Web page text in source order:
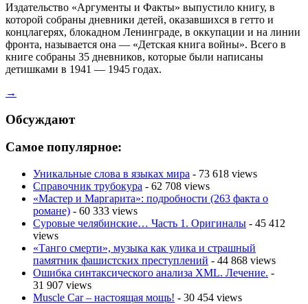
Издательство «Аргументы и Факты» выпустило книгу, в
которой собраны дневники детей, оказавшихся в гетто и
концлагерях, блокадном Ленинграде, в оккупации и на линии
фронта, называется она — «Детская книга войны». Всего в
книге собраны 35 дневников, которые были написаны
детишками в 1941 — 1945 годах.
→
Обсуждают
Самое популярное:
Уникальные слова в языках мира - 73 618 views
Справочник трубокура - 62 708 views
«Мастер и Маргарита»: подробности (263 факта о
романе) - 60 333 views
Суровые челябинские… Часть 1. Оригиналы - 45 412
views
«Танго смерти», музыка как улика и страшный
памятник фашистских преступлений - 44 868 views
Ошибка синтаксического анализа XML. Лечение. -
31 907 views
Muscle Car – настоящая мощь! - 30 454 views